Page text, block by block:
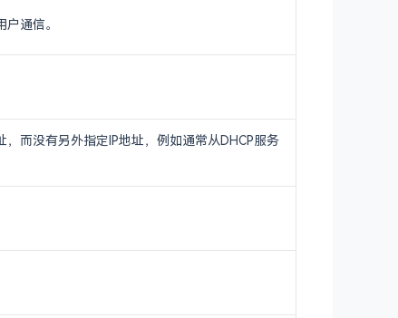
通信。
而没有另外指定IP地址，例如通常从DHCP服务